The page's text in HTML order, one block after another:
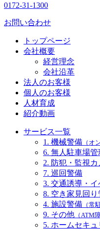
0172-31-1300
お問い合わせ
トップページ
会社概要
経営理念
会社沿革
法人のお客様
個人のお客様
人材育成
紹介動画
サービス一覧
1. 機械警備 （オ
6. 無人駐車場管
2. 防犯・監視カ
7. 巡回警備
3. 交通誘導・
8. 空き家見回り
4. 施設警備 （常
9. その他 （ATM
5. ホームセキュ